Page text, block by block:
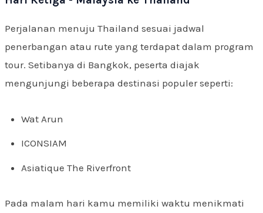
Perjalanan menuju Thailand sesuai jadwal
penerbangan atau rute yang terdapat dalam program
tour. Setibanya di Bangkok, peserta diajak
mengunjungi beberapa destinasi populer seperti:
Wat Arun
ICONSIAM
Asiatique The Riverfront
Pada malam hari kamu memiliki waktu menikmati